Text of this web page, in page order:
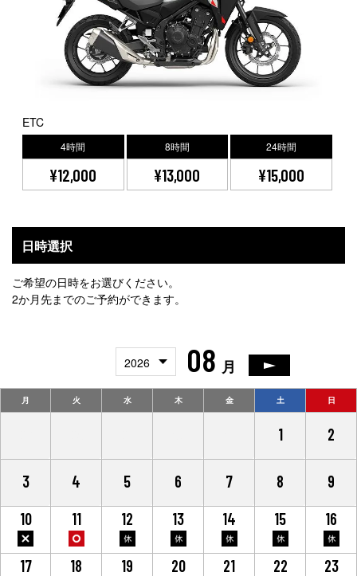
ETC
4時間
¥12,000
8時間
¥13,000
24時間
¥15,000
日時選択
ご希望の日時をお選びください。
2か月先までのご予約ができます。
2026 08 月
月 火 水 木 金 土 日
1 2
3 4 5 6 7 8
9
10
11 12 13 14 15 16
17 18 19 20 21 22 23